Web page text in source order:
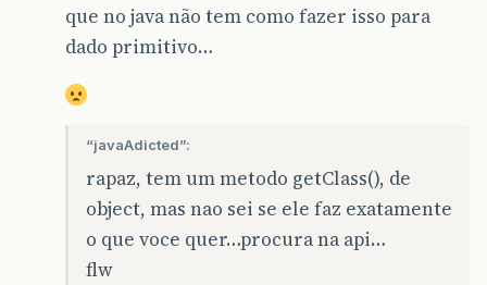
que no java não tem como fazer isso para
dado primitivo…
“javaAdicted”:
rapaz, tem um metodo getClass(), de
object, mas nao sei se ele faz exatamente
o que voce quer…procura na api…
flw